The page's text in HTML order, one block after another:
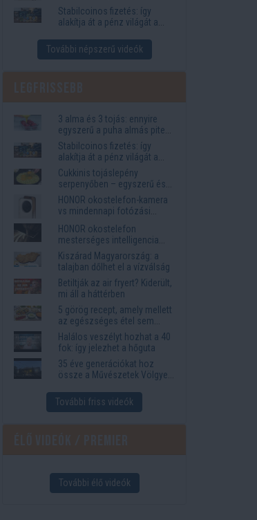
igények
Stabilcoinos fizetés: így
alakítja át a pénz világát a
Western Union
További népszerű videók
3 alma és 3 tojás: ennyire
egyszerű a puha almás pite
titka
Stabilcoinos fizetés: így
alakítja át a pénz világát a
Visa, a Mastercard és a
Western Union
Cukkinis tojáslepény
serpenyőben – egyszerű és
laktató vacsora
HONOR okostelefon-kamera
vs mindennapi fotózási
igények
HONOR okostelefon
mesterséges intelligencia
funkciók, amelyek
megkönnyítik az életet
Kiszárad Magyarország: a
talajban dőlhet el a vízválság
Betiltják az air fryert? Kiderült,
mi áll a háttérben
5 görög recept, amely mellett
az egészséges étel sem
tűnik lemondásnak
Halálos veszélyt hozhat a 40
fok: így jelezhet a hőguta
35 éve generációkat hoz
össze a Művészetek Völgye
és a bérletár
További friss videók
További élő videók